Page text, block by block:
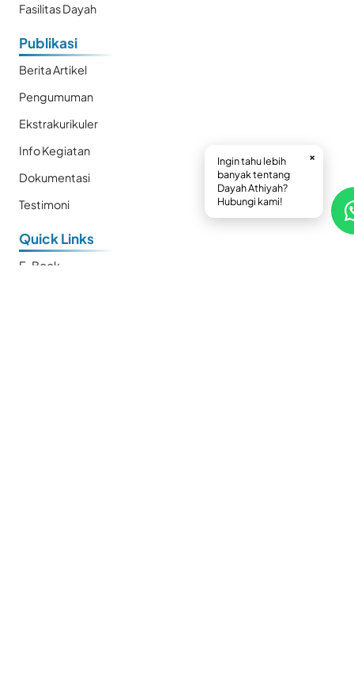
Fasilitas Dayah
Publikasi
Berita Artikel
Pengumuman
Ekstrakurikuler
Info Kegiatan
Dokumentasi
Testimoni
Quick Links
E-Book
Ingin tahu lebih
banyak tentang
Dayah Athiyah?
Hubungi kami!
×